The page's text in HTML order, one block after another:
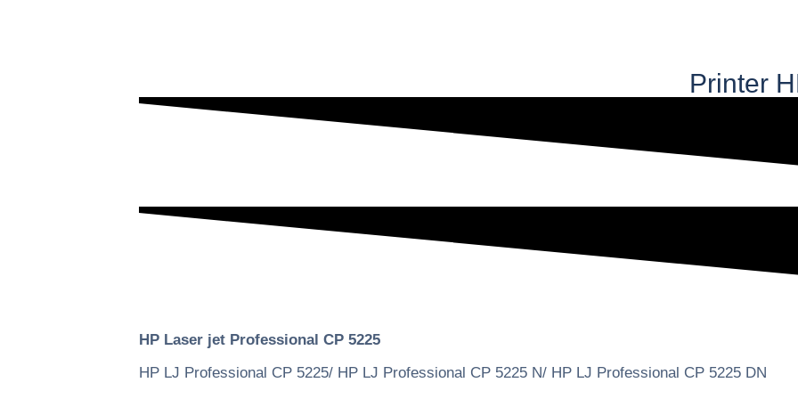
Printer
HP Laser jet Professional CP 5225
HP LJ Professional CP 5225/ HP LJ Professional CP 5225 N/ HP LJ Professional CP 5225 DN